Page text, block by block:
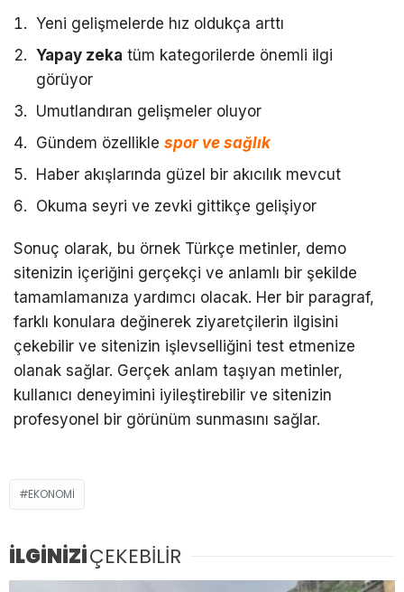
Yeni gelişmelerde hız oldukça arttı
Yapay zeka tüm kategorilerde önemli ilgi
görüyor
Umutlandıran gelişmeler oluyor
Gündem özellikle spor ve sağlık
Haber akışlarında güzel bir akıcılık mevcut
Okuma seyri ve zevki gittikçe gelişiyor
Sonuç olarak, bu örnek Türkçe metinler, demo
sitenizin içeriğini gerçekçi ve anlamlı bir şekilde
tamamlamanıza yardımcı olacak. Her bir paragraf,
farklı konulara değinerek ziyaretçilerin ilgisini
çekebilir ve sitenizin işlevselliğini test etmenize
olanak sağlar. Gerçek anlam taşıyan metinler,
kullanıcı deneyimini iyileştirebilir ve sitenizin
profesyonel bir görünüm sunmasını sağlar.
EKONOMI
İLGİNİZİÇEKEBİLİR